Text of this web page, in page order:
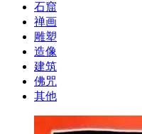
石窟
禅画
雕塑
造像
建筑
佛咒
其他